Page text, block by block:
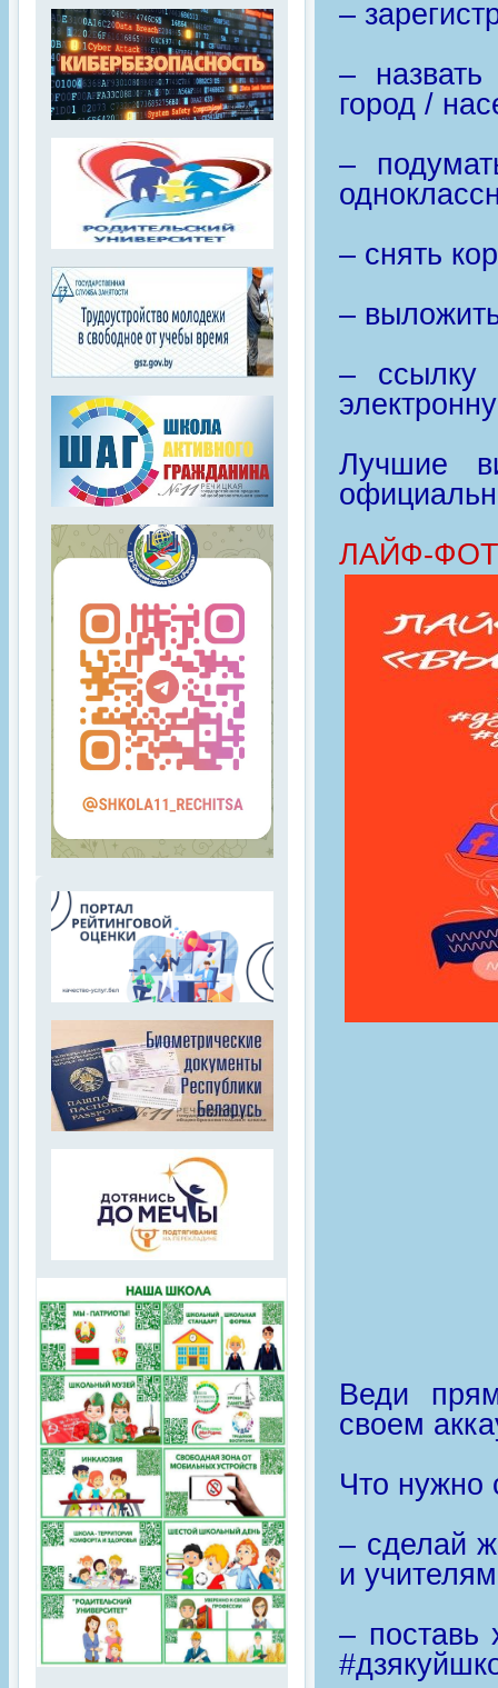
–
–
город /
–
– снять
–
– ссылку
Лучшие
ЛАЙФ-
Веди
своем
Что нужно
– сделай
и
– поставь